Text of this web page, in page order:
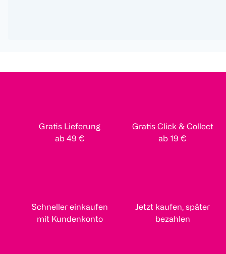
Gratis Lieferung
ab 49 €
Gratis Click & Collect
ab 19 €
Schneller einkaufen
mit Kundenkonto
Jetzt kaufen, später
bezahlen